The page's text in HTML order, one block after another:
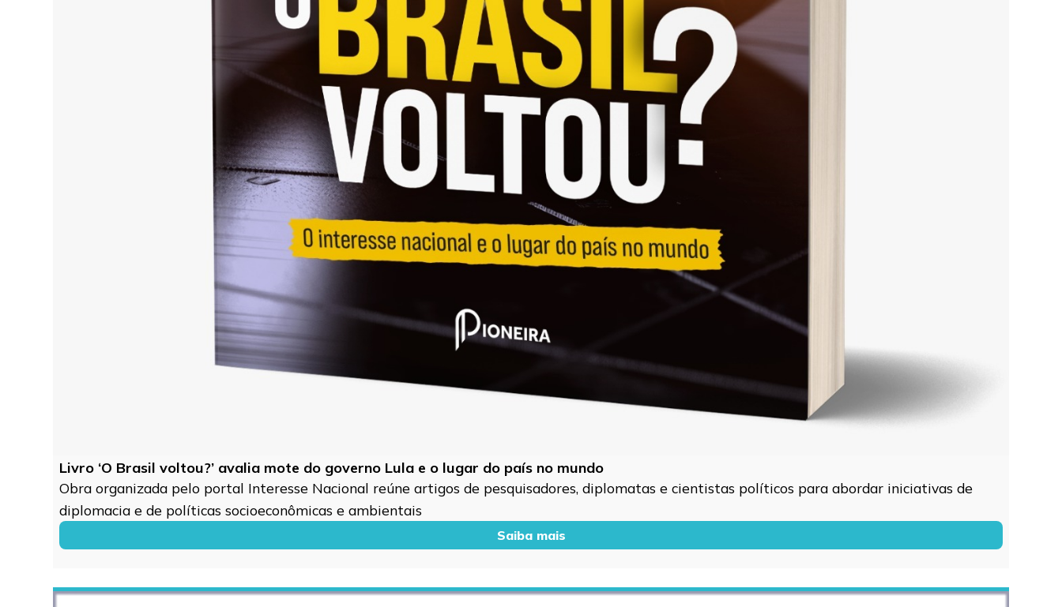
Livro ‘O Brasil voltou?’ avalia mote do governo Lula e o lugar do país no mundo
Obra organizada pelo portal Interesse Nacional reúne artigos de pesquisadores, diplomatas e cientistas políticos para abordar iniciativas de
diplomacia e de políticas socioeconômicas e ambientais
Saiba mais